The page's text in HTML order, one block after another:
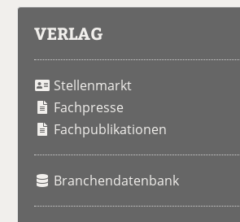
VERLAG
Stellenmarkt
Fachpresse
Fachpublikationen
Branchendatenbank